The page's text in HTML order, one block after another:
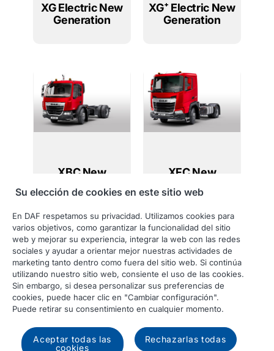
XG Electric New
Generation
XG⁺ Electric New
Generation
XBC New
XFC New
XB Electric New
Su elección de cookies en este sitio web
En DAF respetamos su privacidad. Utilizamos cookies para
varios objetivos, como garantizar la funcionalidad del sitio
web y mejorar su experiencia, integrar la web con las redes
sociales y ayudar a orientar mejor nuestras actividades de
marketing tanto dentro como fuera del sitio web. Si continúa
utilizando nuestro sitio web, consiente el uso de las cookies.
Sin embargo, si desea personalizar sus preferencias de
cookies, puede hacer clic en "Cambiar configuración".
Puede retirar su consentimiento en cualquier momento.
Aceptar todas las
cookies
Rechazarlas todas